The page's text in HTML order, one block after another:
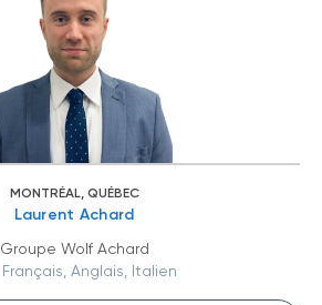
MONTRÉAL, QUÉBEC
Laurent Achard
Groupe Wolf Achard
Français, Anglais, Italien